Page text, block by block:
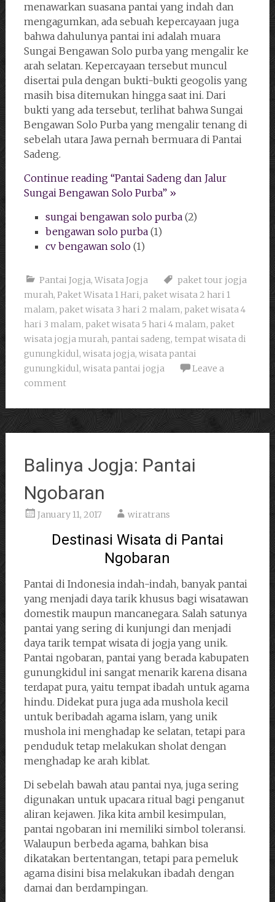
menawarkan suasana pantai yang indah dan
mengagumkan, ada sebuah kepercayaan juga
bahwa dahulunya pantai ini adalah muara
Sungai Bengawan Solo purba yang mengalir ke
arah selatan. Kepercayaan tersebut muncul
disertai pula dengan bukti-bukti geogolis yang
masih bisa ditemukan hingga saat ini. Dari
bukti yang ada tersebut, terlihat bahwa Sungai
Bengawan Solo Purba yang mengalir tenang di
sebelah utara Jawa pernah bermuara di Pantai
Sadeng.
Continue reading “Pantai Sadeng dan Jalur
Sungai Bengawan Solo Purba” »
sungai bengawan solo purba(2)
bengawan solo purba(1)
cv bengawan solo(1)
Pantai Jogja, Wisata Jogja
paket tour jogja
murah, Paket Wisata 1 Hari, paket wisata 2 hari 1
malam, paket wisata 3 hari 2 malam, paket wisata 4
hari 3 malam, paket wisata 5 hari 4 malam, paket
wisata jogja murah, pantai sadeng, tempat wisata di
gunungkidul, wisata jogja, wisata pantai
gunungkidul, wisata pantai jogja
Leave a
comment
Balinya Jogja: Pantai
Ngobaran
January 11, 2017 wiratrans
Destinasi Wisata di Pantai
Ngobaran
Pantai di Indonesia indah-indah, banyak pantai
yang menjadi daya tarik khusus bagi wisatawan
domestik maupun mancanegara. Salah satunya
pantai yang sering di kunjungi dan menjadi
daya tarik tempat wisata di jogja yang unik.
Pantai ngobaran, pantai yang berada kabupaten
gunungkidul ini sangat menarik karena disana
terdapat pura, yaitu tempat ibadah untuk agama
hindu. Didekat pura juga ada mushola kecil
untuk beribadah agama islam, yang unik
mushola ini menghadap ke selatan, tetapi para
penduduk tetap melakukan sholat dengan
menghadap ke arah kiblat.
Di sebelah bawah atau pantai nya, juga sering
digunakan untuk upacara ritual bagi penganut
aliran kejawen. Jika kita ambil kesimpulan,
pantai ngobaran ini memiliki simbol toleransi.
Walaupun berbeda agama, bahkan bisa
dikatakan bertentangan, tetapi para pemeluk
agama disini bisa melakukan ibadah dengan
damai dan berdampingan.